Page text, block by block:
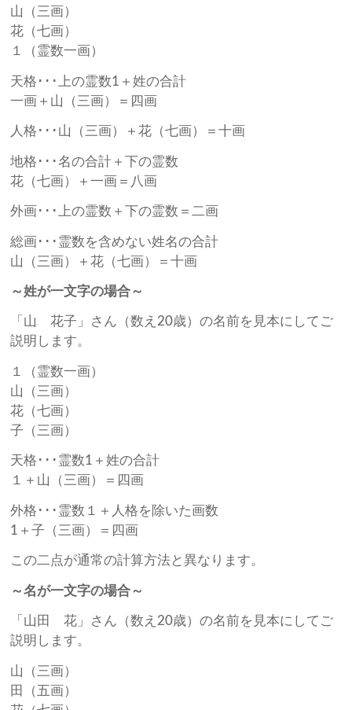
山（三画）
花（七画）
１（霊数一画）
天格･･･上の霊数1＋姓の合計
一画＋山（三画）＝四画
人格･･･山（三画）＋花（七画）＝十画
地格･･･名の合計＋下の霊数
花（七画）＋一画＝八画
外画･･･上の霊数＋下の霊数＝二画
総画･･･霊数を含めない姓名の合計
山（三画）＋花（七画）＝十画
～姓が一文字の場合～
「山 花子」さん（数え20歳）の名前を見本にしてご
説明します。
１（霊数一画）
山（三画）
花（七画）
子（三画）
天格･･･霊数1＋姓の合計
１＋山（三画）＝四画
外格･･･霊数１＋人格を除いた画数
1＋子（三画）＝四画
この二点が通常の計算方法と異なります。
～名が一文字の場合～
「山田 花」さん（数え20歳）の名前を見本にしてご
説明します。
山（三画）
田（五画）